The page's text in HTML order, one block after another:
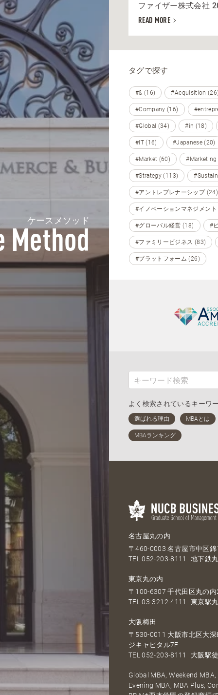
ケースメソッド
Method
ファイザー株式会社
READ MORE
タグで探す
#& (16) #Acquisition
#Company (16)
#Global (34) #in (18)
#IT (16) #Japanese (20)
#Market (60)
#Strategy (113)
#アントレプレナーシップ (24)
#イノベーションマネジメン
#グローバル経営 (18) #
#ファミリービジネス (83)
#プラットフォーム (26)
よく検索されているキーワ
名古屋丸の内
〒460-0003 名古屋市中区
TEL052-203-8111 地下鉄
東京丸の内
〒100-6307 千代田区丸の
TEL03-3212-4111 東京駅
大阪梅田
〒530-0011 大阪市北区大
ジキャピタル7F
TEL052-203-8111 大阪駅
Global MBA, Weekend
Evening MBA, MBA Plus,